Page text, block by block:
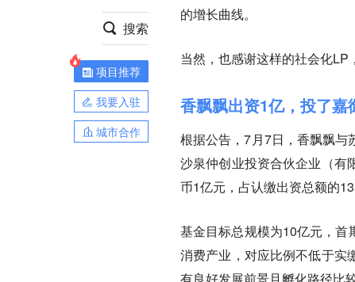
搜索
项目推荐
我要入驻
城市合作
的增长曲线。
当然，也感谢这样的社会化LP
香飘飘出资1亿，投了嘉
根据公告，7月7日，香飘飘与
沙泉仲创业投资合伙企业（有
币1亿元，占认缴出资总额的
基金目标总规模为10亿元，首
消费产业，对应比例不低于实